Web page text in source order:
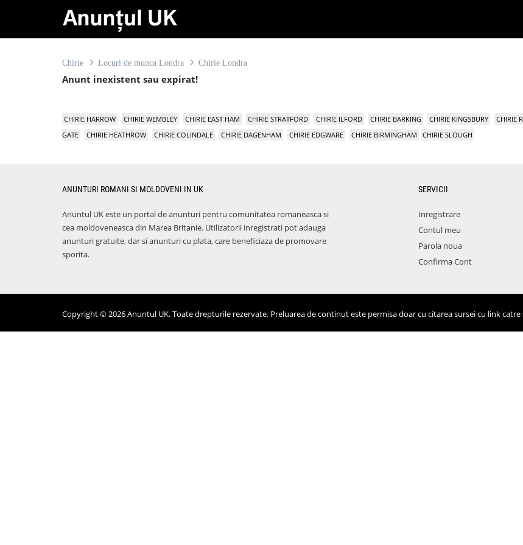
Chirie Locuri de munca Londra Chirie Londra
Anunt inexistent sau expirat!
CHIRIE HARROW CHIRIE WEMBLEY CHIRIE EAST HAM CHIRIE STRATFORD CHIRIE ILFORD CHIRIE BARKING CHIRIE KINGSBURY CHIRIE
GATE
CHIRIE HEATHROW CHIRIE COLINDALE CHIRIE DAGENHAM CHIRIE EDGWARE CHIRIE BIRMINGHAM CHIRIE SLOUGH
ANUNTURI ROMANI SI MOLDOVENI IN UK
Anuntul UK este un portal de anunturi pentru comunitatea romaneasca si
cea moldoveneasca din Marea Britanie. Utilizatorii inregistrati pot adauga
anunturi gratuite, dar si anunturi cu plata, care beneficiaza de promovare
sporita.
SERVICII
Inregistrare
Contul meu
Parola noua
Confirma Cont
Copyright © 2026 Anuntul UK. Toate drepturile rezervate. Preluarea de continut este permisa doar cu citarea sursei cu link